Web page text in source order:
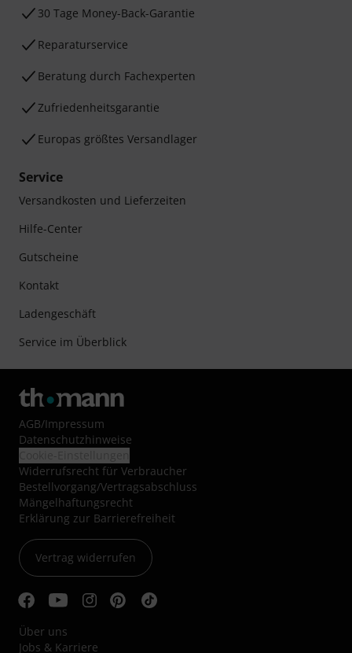
30 Tage Money-Back-Garantie
Reparaturservice
Beratung durch Fachexperten
Zufriedenheitsgarantie
Europas größtes Versandlager
Service
Versandkosten und Lieferzeiten
Hilfe-Center
Gutscheine
Kontakt
Ladengeschäft
Service im Überblick
AGB/Impressum
Datenschutzhinweise
Widerrufsrecht für Verbraucher
Bestellvorgang/Vertragsabschluss
Mängelhaftungsrecht
Erklärung zur Barrierefreiheit
Vertrag widerrufen
Über uns
Jobs & Karriere